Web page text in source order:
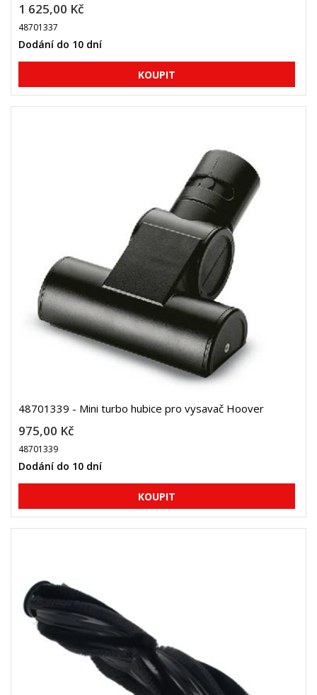
1 625,00 Kč
48701337
Dodání do 10 dní
48701339 - Mini turbo hubice pro vysavač Hoover
975,00 Kč
48701339
Dodání do 10 dní